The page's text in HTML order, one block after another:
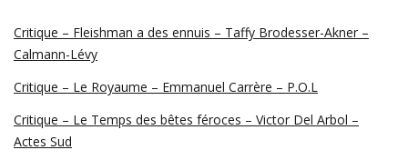
Critique – Fleishman a des ennuis – Taffy Brodesser-Akner –
Calmann-Lévy
Critique – Le Royaume – Emmanuel Carrère – P.O.L
Critique – Le Temps des bêtes féroces – Victor Del Arbol –
Actes Sud